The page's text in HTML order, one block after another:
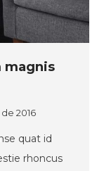
magnis
2016
quat id
rhoncus